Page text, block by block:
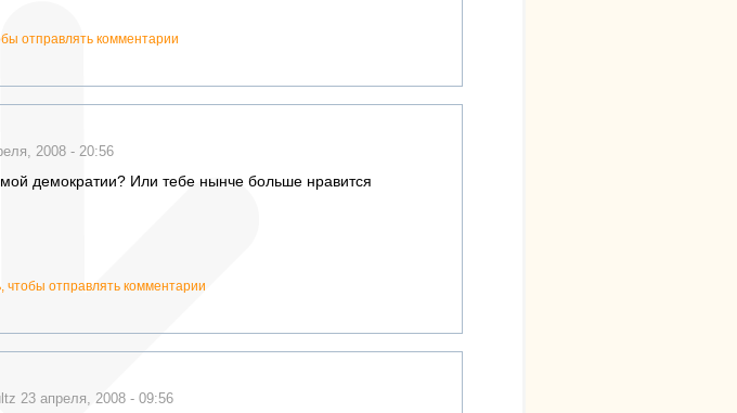
отправлять комментарии
2008 - 20:56
демократии? Или тебе нынче больше нравится
, чтобы отправлять комментарии
23 апреля, 2008 - 09:56